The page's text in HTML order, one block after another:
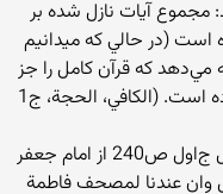
2 صفحة 734 مينويسد: مجموع آيات نازل شده بر
هزار) بوده است (در حالي كه ‌ميدانيم
وي‌ ادامه‌ مي‌دهد كه‌ قرآن‌ كامل‌ را جز
ائمه‌ (عليهم‌ السلام‌) كسي‌ جمع‌ آوري‌ نكرده‌ است‌. (الكافي‌، الحجة‌، ج‌1
همچنين‌ نگارنده‌ كافي‌ در الكافي‌ في‌ الاصول‌ ج‌اول ص‌240 از امام‌ جعفر
وان‌ عندنا لمصحف‌ فاطمة‌